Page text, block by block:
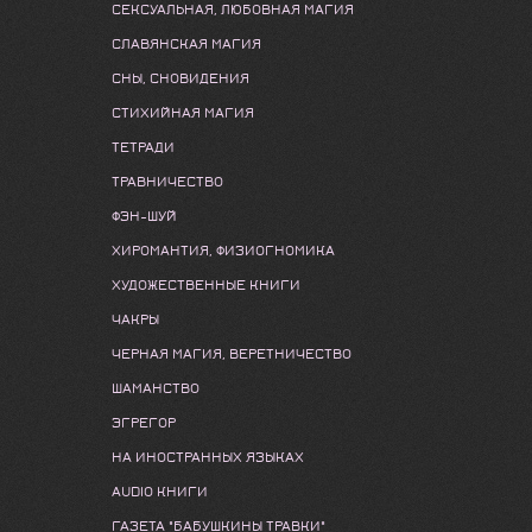
СЕКСУАЛЬНАЯ, ЛЮБОВНАЯ МАГИЯ
СЛАВЯНСКАЯ МАГИЯ
СНЫ, СНОВИДЕНИЯ
СТИХИЙНАЯ МАГИЯ
ТЕТРАДИ
ТРАВНИЧЕСТВО
ФЭН-ШУЙ
ХИРОМАНТИЯ, ФИЗИОГНОМИКА
ХУДОЖЕСТВЕННЫЕ КНИГИ
ЧАКРЫ
ЧЕРНАЯ МАГИЯ, ВЕРЕТНИЧЕСТВО
ШАМАНСТВО
ЭГРЕГОР
НА ИНОСТРАННЫХ ЯЗЫКАХ
AUDIO КНИГИ
ГАЗЕТА "БАБУШКИНЫ ТРАВКИ"